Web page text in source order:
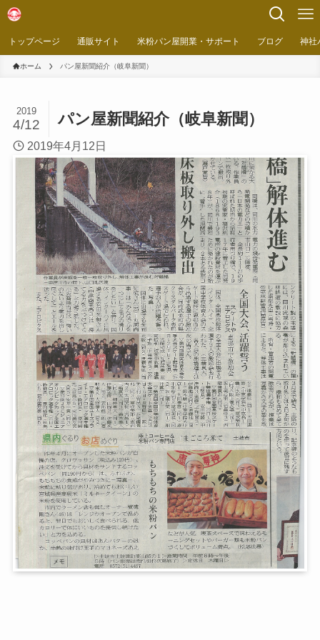
トップページ 通販サイト 米粉パン屋開業・サポート ブログ 神社
ホーム パン屋新聞紹介（岐阜新聞）
パン屋新聞紹介（岐阜新聞）
2019
4/12
2019年4月12日